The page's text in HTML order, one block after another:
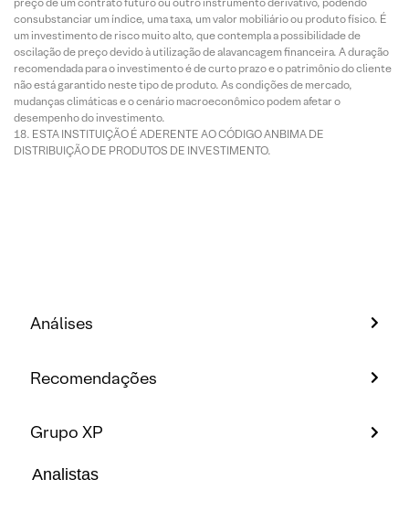
consubstanciar um índice, uma taxa, um valor mobiliário ou produto físico. É
um investimento de risco muito alto, que contempla a possibilidade de
oscilação de preço devido à utilização de alavancagem financeira. A duração
recomendada para o investimento é de curto prazo e o patrimônio do cliente
não está garantido neste tipo de produto. As condições de mercado,
mudanças climáticas e o cenário macroeconômico podem afetar o
desempenho do investimento.
ESTA INSTITUIÇÃO É ADERENTE AO CÓDIGO ANBIMA DE
DISTRIBUIÇÃO DE PRODUTOS DE INVESTIMENTO.
Análises
Recomendações
Grupo XP
Analistas